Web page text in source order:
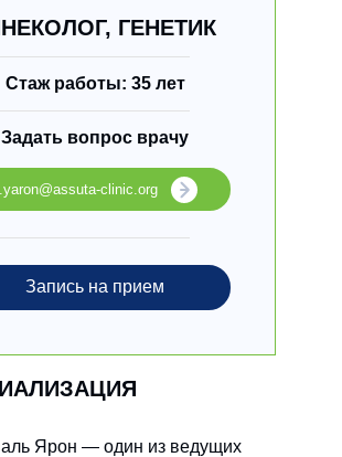
Ярон — один из ведущих
ГЕНЕТИК
Стаж работы: 35 лет
Задать вопрос врачу
clinic.org
Запись на прием